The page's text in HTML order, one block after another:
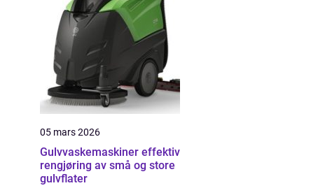
05 mars 2026
Gulvvaskemaskiner effektiv
rengjøring av små og store
gulvflater